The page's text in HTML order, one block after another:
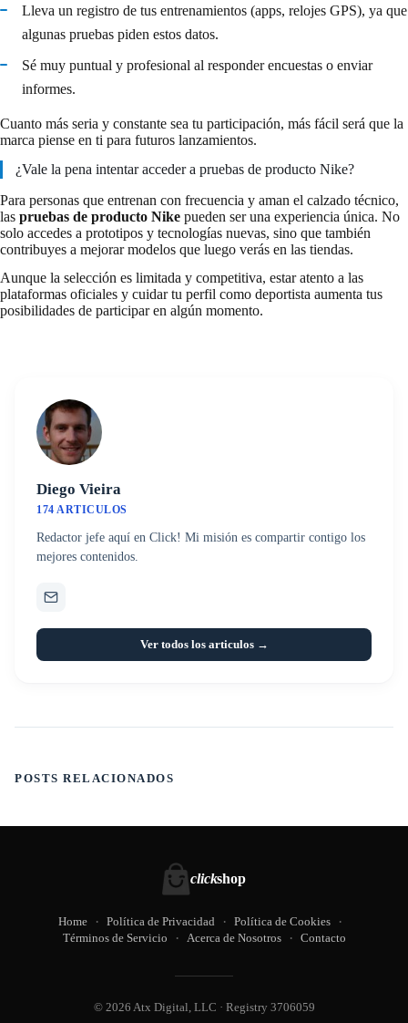
Lleva un registro de tus entrenamientos (apps, relojes GPS), ya que
algunas pruebas piden estos datos.
Sé muy puntual y profesional al responder encuestas o enviar
informes.
Cuanto más seria y constante sea tu participación, más fácil será que la
marca piense en ti para futuros lanzamientos.
¿Vale la pena intentar acceder a pruebas de producto Nike?
Para personas que entrenan con frecuencia y aman el calzado técnico,
las pruebas de producto Nike pueden ser una experiencia única. No
solo accedes a prototipos y tecnologías nuevas, sino que también
contribuyes a mejorar modelos que luego verás en las tiendas.
Aunque la selección es limitada y competitiva, estar atento a las
plataformas oficiales y cuidar tu perfil como deportista aumenta tus
posibilidades de participar en algún momento.
Diego Vieira
174 ARTICULOS
Redactor jefe aquí en Click! Mi misión es compartir contigo los
mejores contenidos.
Ver todos los articulos →
POSTS RELACIONADOS
clickshop
Home Política de Privacidad
Política de Cookies
Términos de Servicio
Acerca de Nosotros Contacto
© 2026 Atx Digital, LLC · Registry 3706059